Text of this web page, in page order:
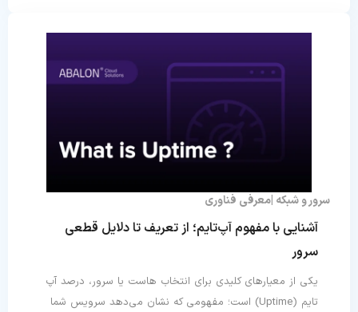
آشنایی با مفهوم آپ‌تایم؛ از تعریف تا دلایل قطعی
سرور
یکی از معیارهای کلیدی برای انتخاب هاست یا سرور، درصد آپ
تایم (Uptime) است؛ مفهومی که نشان می‌دهد سرویس شما
سرور و شبکه معرفی فناوری